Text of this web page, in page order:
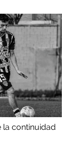
la continuidad